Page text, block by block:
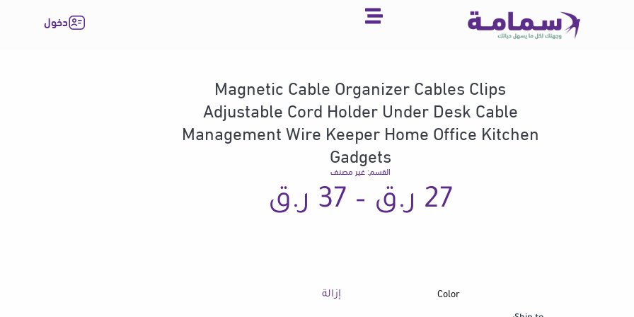
دخول
Magnetic Cable Organizer Cables Clips
Adjustable Cord Holder Under Desk Cable
Management Wire Keeper Home Office Kitchen
Gadgets
القسم:غير مصنف
27 ر.ق –
37 ر.ق
Color إزالة